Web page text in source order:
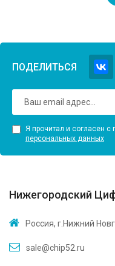
ПОДЕЛИТЬСЯ
Я прочитал и согласен с
персональных данных
Нижегородский
Россия, г.Нижний
sale@chip52.ru